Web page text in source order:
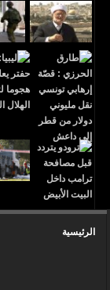
الرئيسية